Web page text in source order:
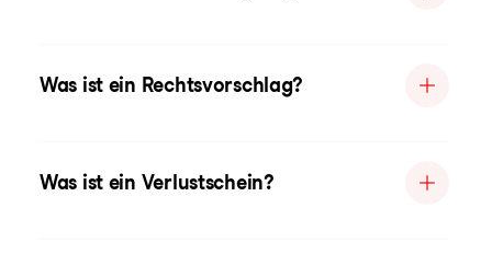
Was ist ein Rechtsvorschlag?
Was ist ein Verlustschein?